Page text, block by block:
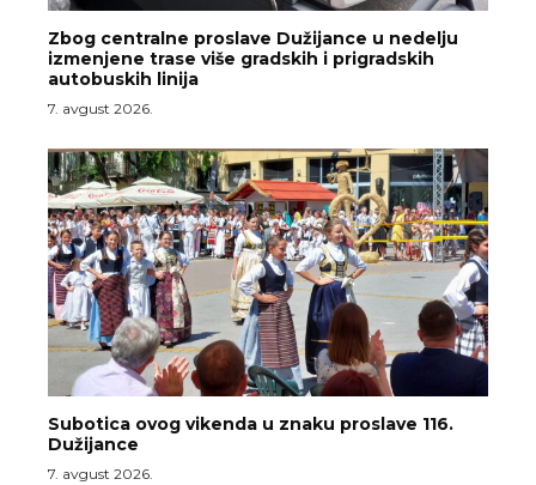
Zbog centralne proslave Dužijance u nedelju
izmenjene trase više gradskih i prigradskih
autobuskih linija
7. avgust 2026.
Subotica ovog vikenda u znaku proslave 116.
Dužijance
7. avgust 2026.